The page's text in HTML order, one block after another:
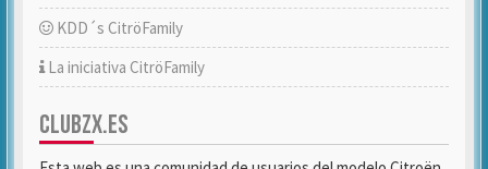
KDD´s CitröFamily
La iniciativa CitröFamily
CLUBZX.ES